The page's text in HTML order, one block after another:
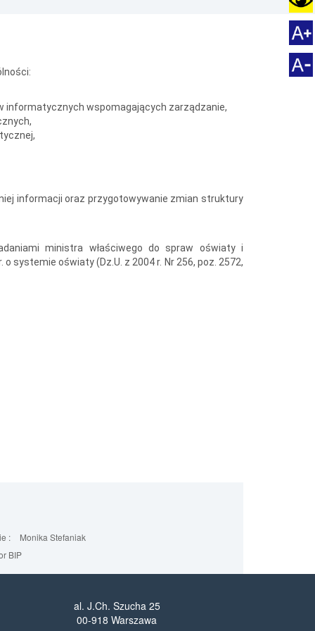
informatycznych wspomagających zarządzanie,
informacji oraz przygotowywanie zmian struktury
ministra właściwego do spraw oświaty i
systemie oświaty (Dz.U. z 2004 r. Nr 256, poz. 2572,
:
Monika Stefaniak
BIP
al. J.Ch. Szucha 25
00-918 Warszawa